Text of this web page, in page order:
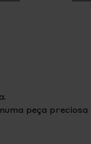
peça preciosa